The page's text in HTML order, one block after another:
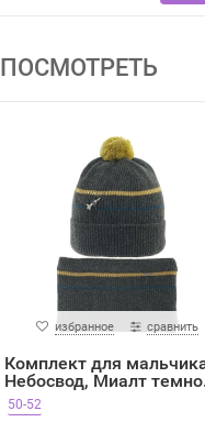
избранное сравнить
Комплект для
Небосвод, Миалт
50-52